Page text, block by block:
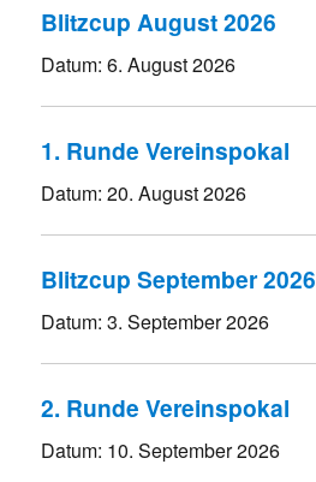
Blitzcup August 2026
Datum:6. August 2026
1. Runde Vereinspokal
Datum:20. August 2026
Blitzcup September 2026
Datum:3. September 2026
2. Runde Vereinspokal
Datum: 10. September 2026